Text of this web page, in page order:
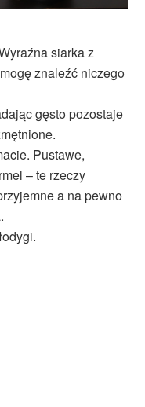
siarka z
znaleźć niczego
gęsto pozostaje
Pustawe,
– te rzeczy
a na pewno